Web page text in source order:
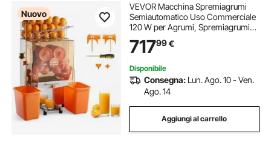
Nuovo
VEVOR Macchina Spremiagrumi
Semiautomatico Uso Commerciale
120 W per Agrumi, Spremiagrumi
Elettrico 650x420x780 mm
Estrattore di Limoni Agrumi
Secchio Raccolta Bucce
71799€
Disponibile
Consegna: Lun. Ago. 10 - Ven.
Ago. 14
Aggiungi al carrello